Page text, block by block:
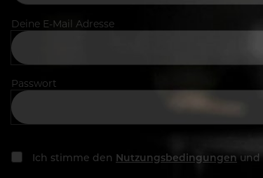
Deine E-Mail Adresse
Passwort
Ich stimme den Nutzungsbedingungen und